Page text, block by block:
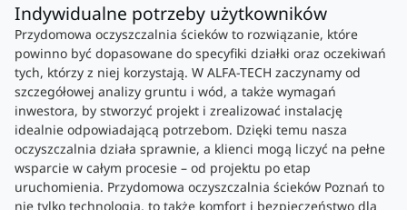
Indywidualne potrzeby użytkowników
Przydomowa oczyszczalnia ścieków to rozwiązanie, które
powinno być dopasowane do specyfiki działki oraz oczekiwań
tych, którzy z niej korzystają. W ALFA-TECH zaczynamy od
szczegółowej analizy gruntu i wód, a także wymagań
inwestora, by stworzyć projekt i zrealizować instalację
idealnie odpowiadającą potrzebom. Dzięki temu nasza
oczyszczalnia działa sprawnie, a klienci mogą liczyć na pełne
wsparcie w całym procesie – od projektu po etap
uruchomienia. Przydomowa oczyszczalnia ścieków Poznań to
nie tylko technologia, to także komfort i bezpieczeństwo dla